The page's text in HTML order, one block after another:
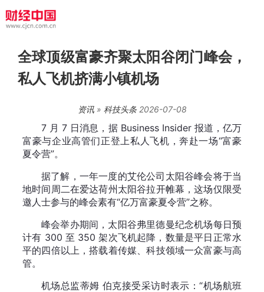
全球顶级富豪齐聚太阳谷闭门峰会，
私人飞机挤满小镇机场
资讯» 科技头条2026-07-08
7 月 7 日消息，据 Business Insider 报道，亿万
富豪与企业高管们正登上私人飞机，奔赴一场“富豪
夏令营”。
据了解，一年一度的艾伦公司太阳谷峰会将于当
地时间周二在爱达荷州太阳谷拉开帷幕，这场仅限受
邀人士参与的峰会素有“亿万富豪夏令营”之称。
峰会举办期间，太阳谷弗里德曼纪念机场每日预
计有 300 至 350 架次飞机起降，数量是平日正常水
平的四倍以上，搭载着传媒、科技领域一众富豪与高
管。
机场总监蒂姆 伯克接受采访时表示：“机场航班